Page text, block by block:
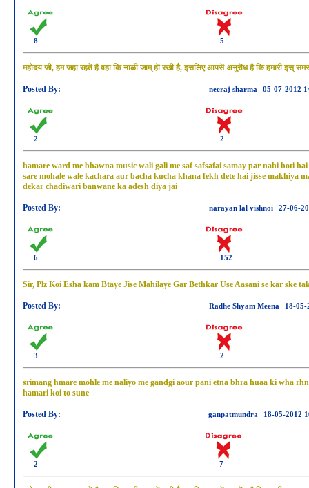
8 5
महोदय जी, हम जहा रहतॆ है वहा कि नाळी जाम् हॊ रखी है, इसलिए आपसॆ अनुरॊध है कि हमारी इस्
Posted By: neeraj sharma 05-07-2012
2 2
hamare ward me bhawna music wali gali me saf safsafai samay par nahi hoti
sare mohale wale kachara aur bacha kucha khana fekh dete hai jisse makhiya
dekar chadiwari banwane ka adesh diya jai
Posted By: narayan lal vishnoi 27-06-
6 152
Sir, Plz Koi Esha kam Btaye Jise Mahilaye Gar Bethkar Use Aasani se kar ske
Posted By: Radhe Shyam Meena 18-05-
3 2
srimang hmare mohle me naliyo me gandgi aour pani etna bhra huaa ki wha
hamari koi to sune
Posted By: ganpatmundra 18-05-2012
2 7